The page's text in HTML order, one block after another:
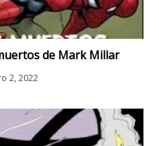
de Mark Millar
2, 2022